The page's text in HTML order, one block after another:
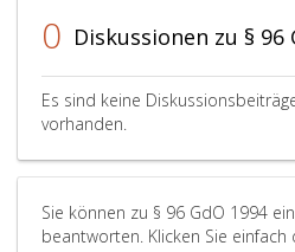
0 Diskussionen zu § 96
Es sind keine
vorhanden.
Sie können zu § 96 GdO 1994
beantworten. Klicken Sie